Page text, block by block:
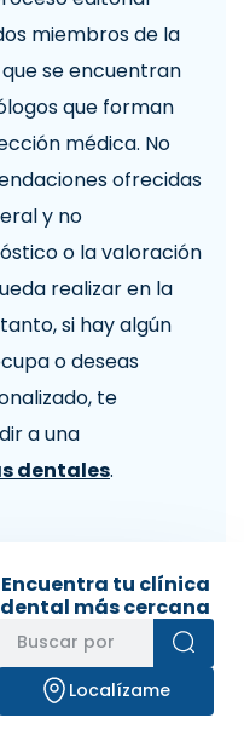
miembros de la
se encuentran
que forman
médica. No
ofrecidas
y no
o la valoración
realizar en la
si hay algún
o deseas
te
a una
dentales.
Encuentra tu clínica
dental más cercana
Localízame